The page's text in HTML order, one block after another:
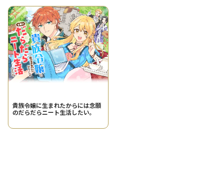
貴族令嬢に生まれたからには念願
のだらだらニート生活したい。